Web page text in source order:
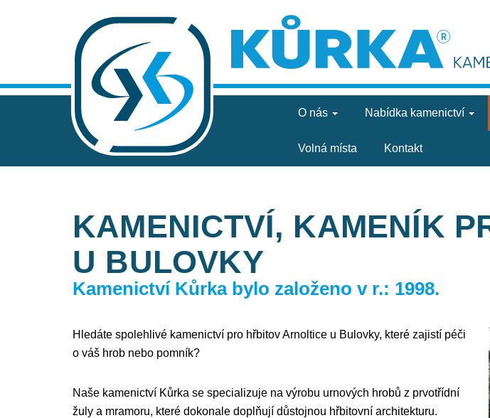
O nás Nabídka kamenictví
Volná místa Kontakt
KAMENICTVÍ, KAMENÍK
U BULOVKY
Kamenictví Kůrka bylo založeno v r.: 1998.
Hledáte spolehlivé kamenictví pro hřbitov Arnoltice u Bulovky, které zajistí péči
o váš hrob nebo pomník?
Naše kamenictví Kůrka se specializuje na výrobu urnových hrobů z prvotřídní
žuly a mramoru, které dokonale doplňují důstojnou hřbitovní architekturu.